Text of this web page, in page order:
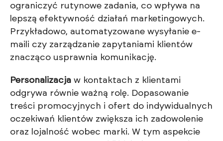
ograniczyć rutynowe zadania, co wpływa na
lepszą efektywność działań marketingowych.
Przykładowo, automatyzowane wysyłanie e-
maili czy zarządzanie zapytaniami klientów
znacząco usprawnia komunikację.
Personalizacja w kontaktach z klientami
odgrywa równie ważną rolę. Dopasowanie
treści promocyjnych i ofert do indywidualnych
oczekiwań klientów zwiększa ich zadowolenie
oraz lojalność wobec marki. W tym aspekcie